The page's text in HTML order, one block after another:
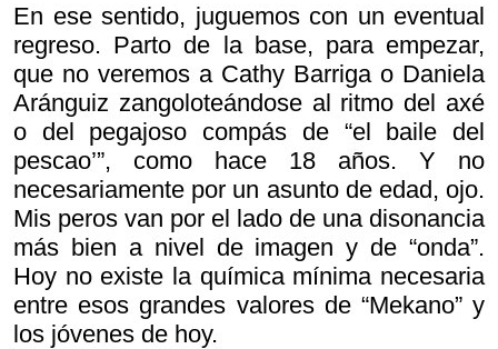
En ese sentido, juguemos con un eventual
regreso. Parto de la base, para empezar,
que no veremos a Cathy Barriga o Daniela
Aránguiz zangoloteándose al ritmo del axé
o del pegajoso compás de “el baile del
pescao’”, como hace 18 años. Y no
necesariamente por un asunto de edad, ojo.
Mis peros van por el lado de una disonancia
más bien a nivel de imagen y de “onda”.
Hoy no existe la química mínima necesaria
entre esos grandes valores de “Mekano” y
los jóvenes de hoy.